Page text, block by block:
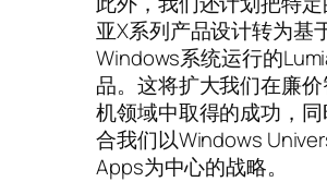
亚X系列产品设计转为基
Windows系统运行的
品。这将扩大我们在廉
机领域中取得的成功，
合我们以Windows
Apps为中心的战略。